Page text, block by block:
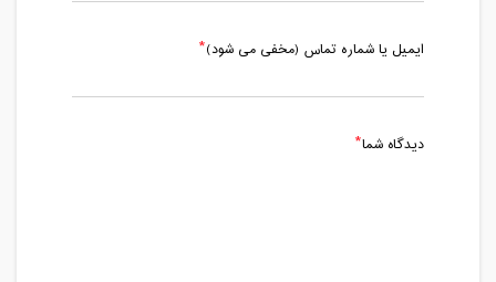
ایمیل یا شماره تماس (مخفی می شود)
دیدگاه شما